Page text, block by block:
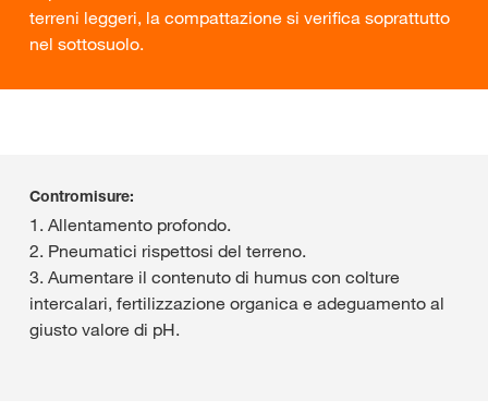
terreni leggeri, la compattazione si verifica soprattutto
nel sottosuolo.
Contromisure:
1. Allentamento profondo.
2. Pneumatici rispettosi del terreno.
3. Aumentare il contenuto di humus con colture
intercalari, fertilizzazione organica e adeguamento al
giusto valore di pH.